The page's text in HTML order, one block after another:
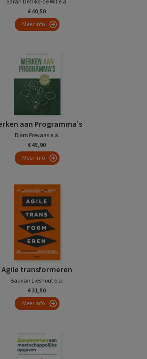
Sarah Derriks-de Wit e.a.
€ 40,50
Meer info
aan Programma’s
Björn Prevaas e.a.
€ 45,90
Meer info
Agile transformeren
Bas van Lieshout e.a.
€ 31,50
Meer info